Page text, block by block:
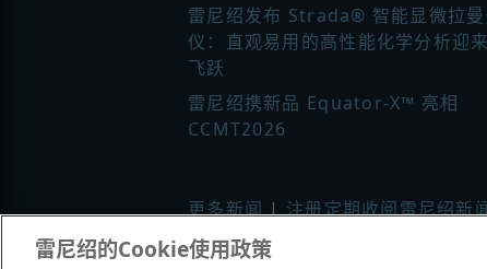
雷尼绍发布 Strada® 智能显微拉
仪：直观易用的高性能化学分析迎
飞跃
雷尼绍携新品 Equator-X™ 亮相
CCMT2026
更多新闻|注册定期收阅雷尼绍新
雷尼绍的Cookie使用政策